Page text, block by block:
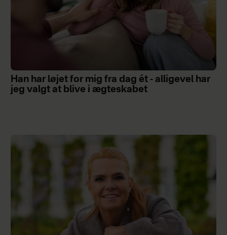
Han har løjet for mig fra dag ét - alligevel har
jeg valgt at blive i ægteskabet